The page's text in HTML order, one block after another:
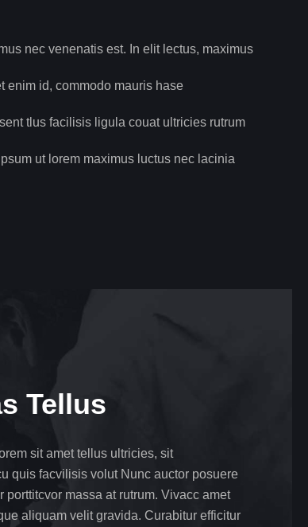
nec venenatis est. In elit lectus, maximus
enim id, commodo mauris hase
tlus facilisis ligula couat ultricies rutrum
ut lorem maximus luctus nec lacinia
Tellus
sit amet tellus ultricies, sit
quis facvilisis volut Nunc auctor posuere
porttitcvor massa at rutrum. Vivacc amet
aliquam velit gravida. Curabitur efficitur